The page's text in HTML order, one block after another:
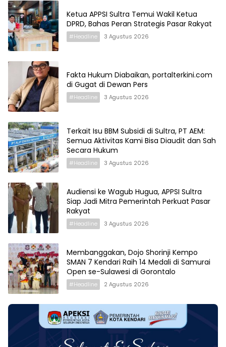
Ketua APPSI Sultra Temui Wakil Ketua
DPRD, Bahas Peran Strategis Pasar Rakyat
#Headline 3 Agustus 2026
Fakta Hukum Diabaikan, portalterkini.com
di Gugat di Dewan Pers
#Headline 3 Agustus 2026
Terkait Isu BBM Subsidi di Sultra, PT AEM:
Semua Aktivitas Kami Bisa Diaudit dan Sah
Secara Hukum
#Headline 3 Agustus 2026
Audiensi ke Wagub Hugua, APPSI Sultra
Siap Jadi Mitra Pemerintah Perkuat Pasar
Rakyat
#Headline 3 Agustus 2026
Membanggakan, Dojo Shorinji Kempo
SMAN 7 Kendari Raih 14 Medali di Samurai
Open se-Sulawesi di Gorontalo
#Headline 2 Agustus 2026